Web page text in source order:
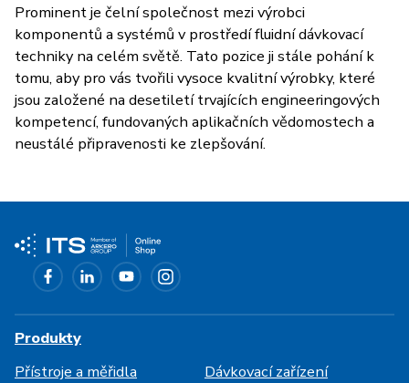
Prominent je čelní společnost mezi výrobci
komponentů a systémů v prostředí fluidní dávkovací
techniky na celém světě. Tato pozice ji stále pohání k
tomu, aby pro vás tvořili vysoce kvalitní výrobky, které
jsou založené na desetiletí trvajících engineeringových
kompetencí, fundovaných aplikačních vědomostech a
neustálé připravenosti ke zlepšování.
Produkty
Přístroje a měřidla
Dávkovací zařízení